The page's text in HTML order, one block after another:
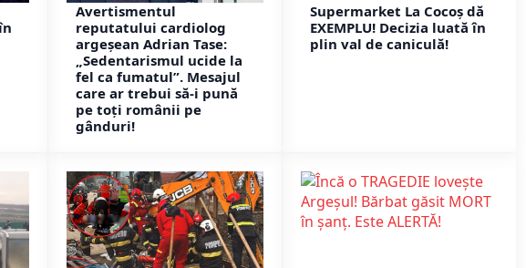
Avertismentul
reputatului cardiolog
argeșean Adrian Tase:
„Sedentarismul ucide la
fel ca fumatul”. Mesajul
care ar trebui să-i pună
pe toți românii pe
gânduri!
Supermarket La Cocoș dă
EXEMPLU! Decizia luată în
plin val de caniculă!